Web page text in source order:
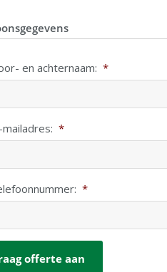
en achternaam: *
*
*